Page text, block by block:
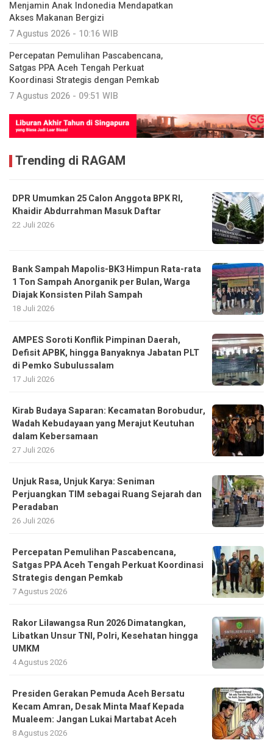
Menjamin Anak Indonedia Mendapatkan
Akses Makanan Bergizi
7 Agustus 2026 - 10:16 WIB
Percepatan Pemulihan Pascabencana,
Satgas PPA Aceh Tengah Perkuat
Koordinasi Strategis dengan Pemkab
7 Agustus 2026 - 09:51 WIB
Trending di RAGAM
DPR Umumkan 25 Calon Anggota BPK RI,
Khaidir Abdurrahman Masuk Daftar
22 Juli 2026
Bank Sampah Mapolis-BK3 Himpun Rata-rata
1 Ton Sampah Anorganik per Bulan, Warga
Diajak Konsisten Pilah Sampah
18 Juli 2026
AMPES Soroti Konflik Pimpinan Daerah,
Defisit APBK, hingga Banyaknya Jabatan PLT
di Pemko Subulussalam
17 Juli 2026
Kirab Budaya Saparan: Kecamatan Borobudur,
Wadah Kebudayaan yang Merajut Keutuhan
dalam Kebersamaan
27 Juli 2026
Unjuk Rasa, Unjuk Karya: Seniman
Perjuangkan TIM sebagai Ruang Sejarah dan
Peradaban
26 Juli 2026
Percepatan Pemulihan Pascabencana,
Satgas PPA Aceh Tengah Perkuat Koordinasi
Strategis dengan Pemkab
7 Agustus 2026
Rakor Lilawangsa Run 2026 Dimatangkan,
Libatkan Unsur TNI, Polri, Kesehatan hingga
UMKM
4 Agustus 2026
Presiden Gerakan Pemuda Aceh Bersatu
Kecam Amran, Desak Minta Maaf Kepada
Mualeem: Jangan Lukai Martabat Aceh
8 Agustus 2026